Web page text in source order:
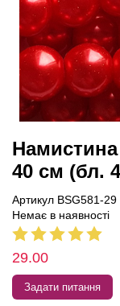
40 см (бл.
Артикул BSG581-29
Немає в наявності
29.00
Задати питання